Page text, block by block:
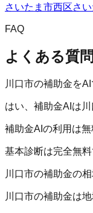
さいたま市西区さ
FAQ
よくある質問
川口市の補助金を
はい、補助金AIは
補助金AIの利用は無
基本診断は完全無
川口市の補助金の
川口市の補助金は